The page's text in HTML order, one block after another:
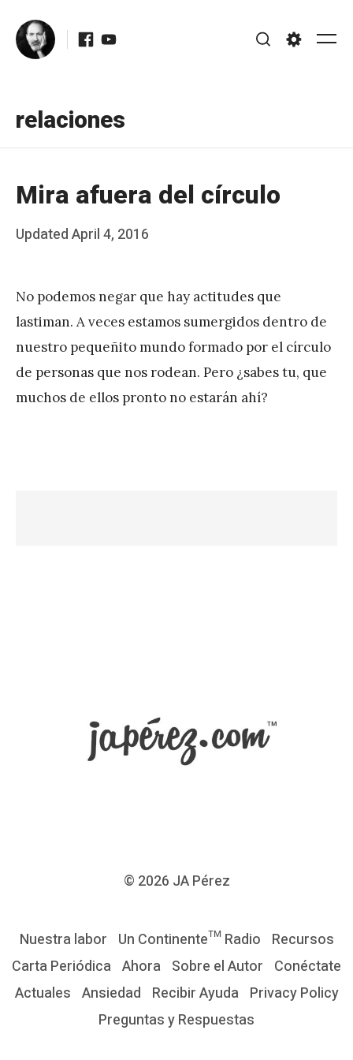
content
Facebook
Youtube
relaciones
Mira afuera del círculo
Posted
UpdatedApril 4, 2016
b
J
A
P
é
r
No podemos negar que hay actitudes que
lastiman. A veces estamos sumergidos dentro de
nuestro pequeñito mundo formado por el círculo
de personas que nos rodean. Pero ¿sabes tu, que
muchos de ellos pronto no estarán ahí?
© 2026 JA Pérez
Nuestra labor Un Continente™ Radio Recursos
Carta Periódica Ahora Sobre el Autor Conéctate
Actuales Ansiedad Recibir Ayuda Privacy Policy
Preguntas y Respuestas